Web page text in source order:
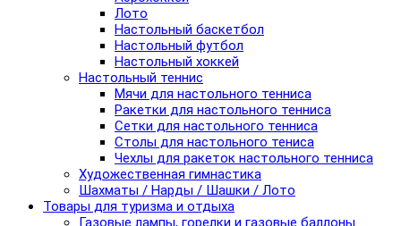
Лото
Настольный баскетбол
Настольный футбол
Настольный хоккей
Настольный теннис
Мячи для настольного тенниса
Ракетки для настольного тенниса
Сетки для настольного тенниса
Столы для настольного тениса
Чехлы для ракеток настольного тенниса
Художественная гимнастика
Шахматы / Нарды / Шашки / Лото
Товары для туризма и отдыха
Газовые лампы, горелки и газовые баллоны